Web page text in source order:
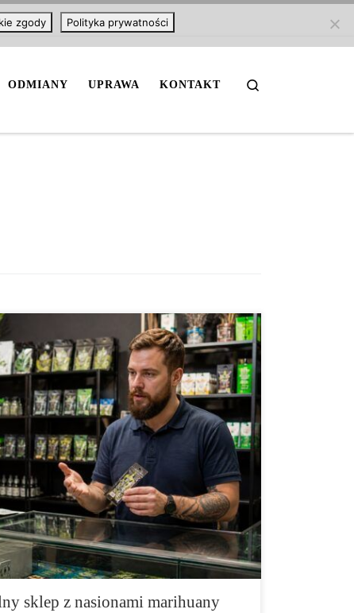
ODMIANY UPRAWA KONTAKT
nasion marihuany? Zakup nasion marihuany
oferty oraz spokojną rozmową ze
konopi indyjskich są produktem
albo botanicznym, dlatego przed
wiedzieć, co faktycznie znajduje się w sprzedaży.
sklep z nasionami marihuany
zgody Polityka prywatności